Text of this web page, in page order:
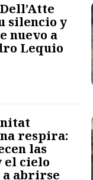
silencio y
nuevo a
Lequio
respira:
las
el cielo
a abrirse